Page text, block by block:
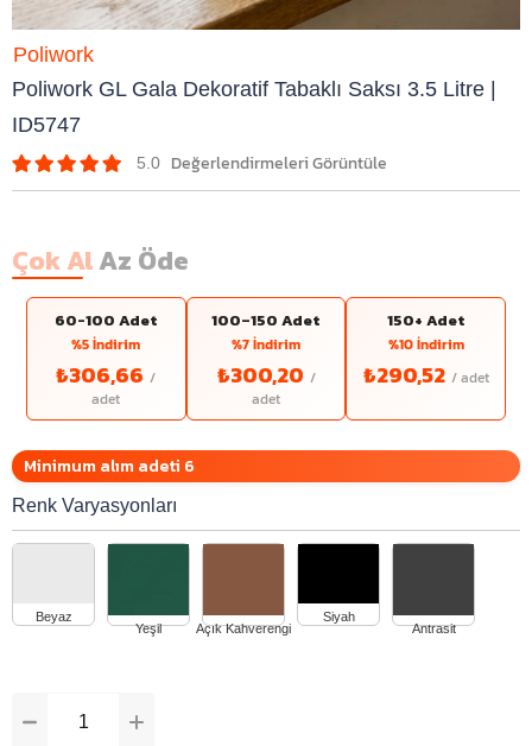
Poliwork GL Gala Dekoratif Tabaklı Saksı 3.5 Litre |
ID5747
5.0
Poliwork
Çok AlAz Öde
60-100 Adet
%5 İndirim
₺306,66
100–150 Adet
%7 İndirim
₺300,20
150+ Adet
%10 İndirim
₺290,52
Minimum alım adeti 6
Renk Varyasyonları